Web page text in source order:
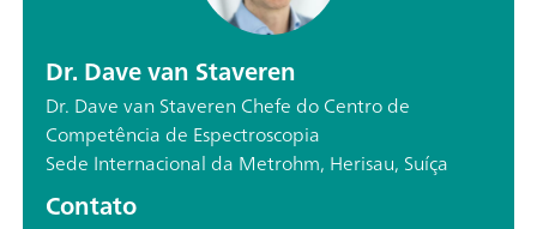
Dr. Dave van Staveren
Dr. Dave van Staveren Chefe do Centro de
Competência de Espectroscopia
Sede Internacional da Metrohm, Herisau, Suíça
Contato